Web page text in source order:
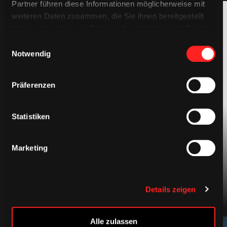
Partner führen diese Informationen möglicherweise mit
weiteren Daten zusammen, die Sie ihnen bereitgestellt
Notwendig
Präferenzen
Statistiken
Marketing
Details zeigen
Alle zulassen